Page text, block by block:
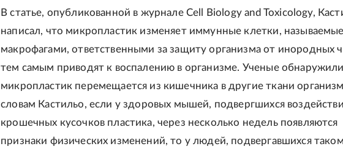
В статье, опубликованной в журнале Cell Biology and Toxicology,
написал, что микропластик изменяет иммунные клетки,
макрофагами, ответственными за защиту организма от инородных
тем самым приводят к воспалению в организме. Ученые
микропластик перемещается из кишечника в другие ткани
словам Кастильо, если у здоровых мышей, подвергшихся
крошечных кусочков пластика, через несколько недель появляются
признаки физических изменений, то у людей, подвергавшихся